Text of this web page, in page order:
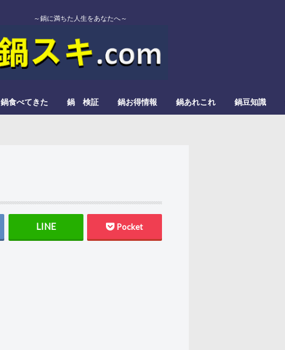
～鍋に満ちた人生をあなたへ～
鍋食べてきた 鍋 検証 鍋お得情報 鍋あれこれ 鍋豆知識
Pocket